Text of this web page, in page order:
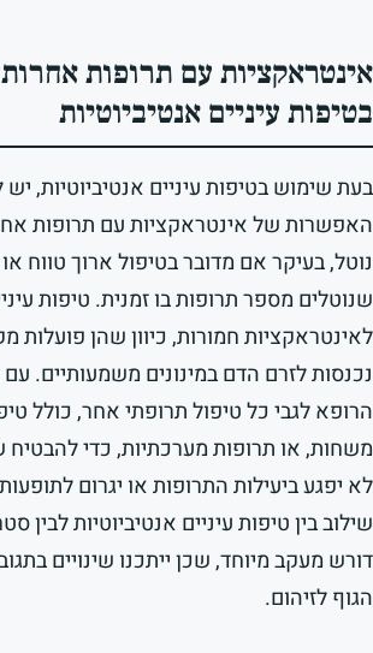
אינטראקציות עם תרופות
בטיפות עיניים אנטיביוטיות
בעת שימוש בטיפות עיניים אנטיביוטיות,
האפשרות של אינטראקציות עם תרופות
נוטל, בעיקר אם מדובר בטיפול ארוך טווח
שנוטלים מספר תרופות בו זמנית. טיפות
לאינטראקציות חמורות, כיוון שהן פועלות
נכנסות לזרם הדם במינונים משמעותיים.
הרופא לגבי כל טיפול תרופתי אחר, כולל
משחות, או תרופות מערכתיות, כדי
לא יפגע ביעילות התרופות או יגרום
שילוב בין טיפות עיניים אנטיביוטיות לבין
דורש מעקב מיוחד, שכן ייתכנו שינויים
הגוף לזיהום.